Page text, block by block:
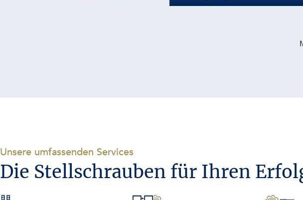
Unsere umfassenden Services
Die Stellschrauben für Ihren